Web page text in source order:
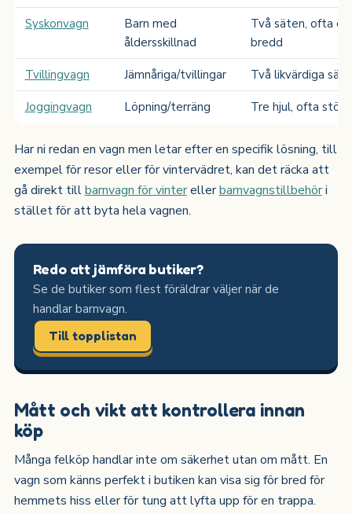
Syskonvagn
Barn med
åldersskillnad
Två säten, ofta
bredd
Tvillingvagn Jämnåriga/tvillingar Två likvärdiga
Joggingvagn Löpning/terräng Tre hjul, ofta
Har ni redan en vagn men letar efter en specifik lösning, till
exempel för resor eller för vintervädret, kan det räcka att
gå direkt tillbarnvagn för vinterellerbarnvagnstillbehöri
stället för att byta hela vagnen.
Redo att jämföra butiker?
Se de butiker som flest föräldrar väljer när de
handlar barnvagn.
Till topplistan
Mått och vikt att kontrollera innan
köp
Många felköp handlar inte om säkerhet utan om mått. En
vagn som känns perfekt i butiken kan visa sig för bred för
hemmets hiss eller för tung att lyfta upp för en trappa.